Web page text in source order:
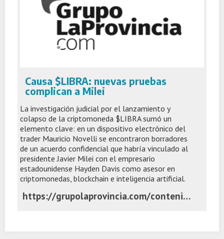
Causa $LIBRA: nuevas pruebas
complican a Milei
La investigación judicial por el lanzamiento y
colapso de la criptomoneda $LIBRA sumó un
elemento clave: en un dispositivo electrónico del
trader Mauricio Novelli se encontraron borradores
de un acuerdo confidencial que habría vinculado al
presidente Javier Milei con el empresario
estadounidense Hayden Davis como asesor en
criptomonedas, blockchain e inteligencia artificial.
https://grupolaprovincia.com/contenido/595252/causa-libra-nuevas-pruebas-complican-a-milei